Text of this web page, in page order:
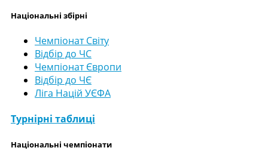
Національні збірні
Чемпіонат Світу
Відбір до ЧС
Чемпіонат Європи
Відбір до ЧЄ
Ліга Націй УЄФА
Турнірні таблиці
Національні чемпіонати